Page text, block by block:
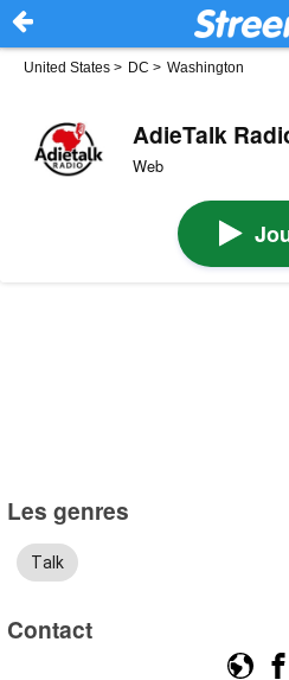
United States > DC > Washington
AdieTalk
Web
Les genres
Talk
Contact